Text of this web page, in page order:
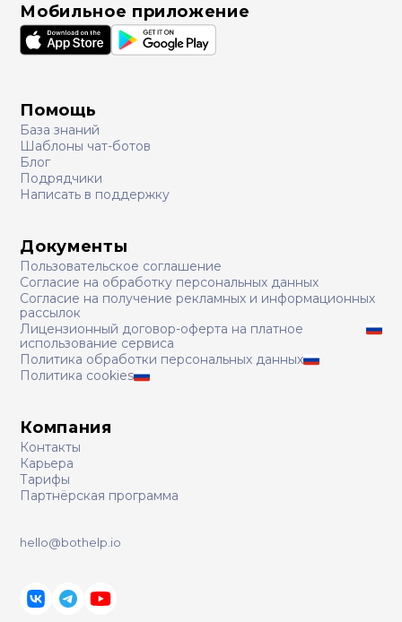
Помощь
База знаний
Шаблоны чат-ботов
Блог
Подрядчики
Написать в поддержку
Документы
Пользовательское соглашение
Согласие на обработку персональных данных
Согласие на получение рекламных и информационных
рассылок
Лицензионный договор-оферта на платное
использование сервиса
Политика обработки персональных данных
Политика cookies
Компания
Контакты
Карьера
Тарифы
Партнёрская программа
Мобильное приложение
hello@bothelp.io